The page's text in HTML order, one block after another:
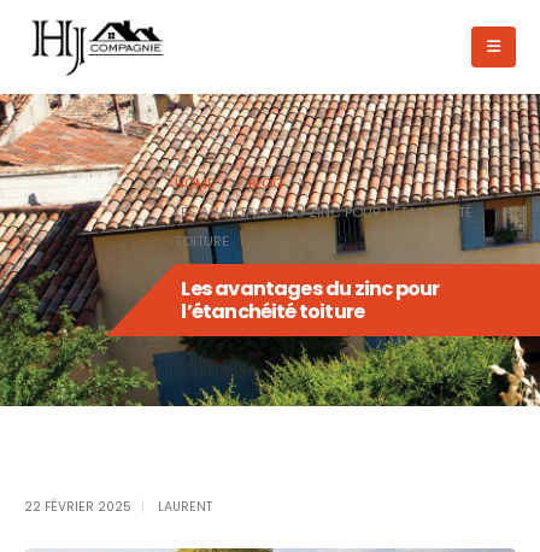
HOME
BLOG
LES AVANTAGES DU ZINC POUR L’ÉTANCHÉITÉ
TOITURE
Les avantages du zinc pour
l’étanchéité toiture
22 FÉVRIER 2025 LAURENT